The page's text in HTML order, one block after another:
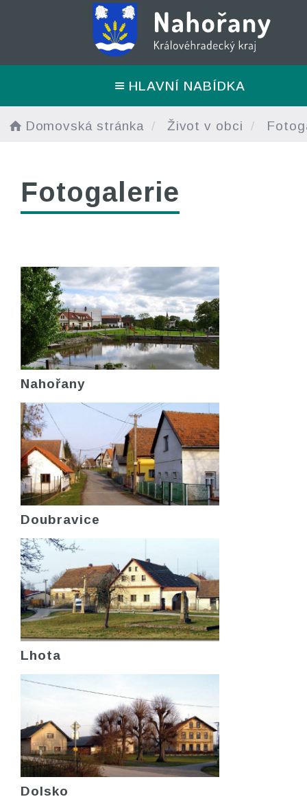
HLAVNÍ NABÍDKA
Domovská stránka Život v obci
Fotogalerie
Nahořany
Doubravice
Lhota
Dolsko